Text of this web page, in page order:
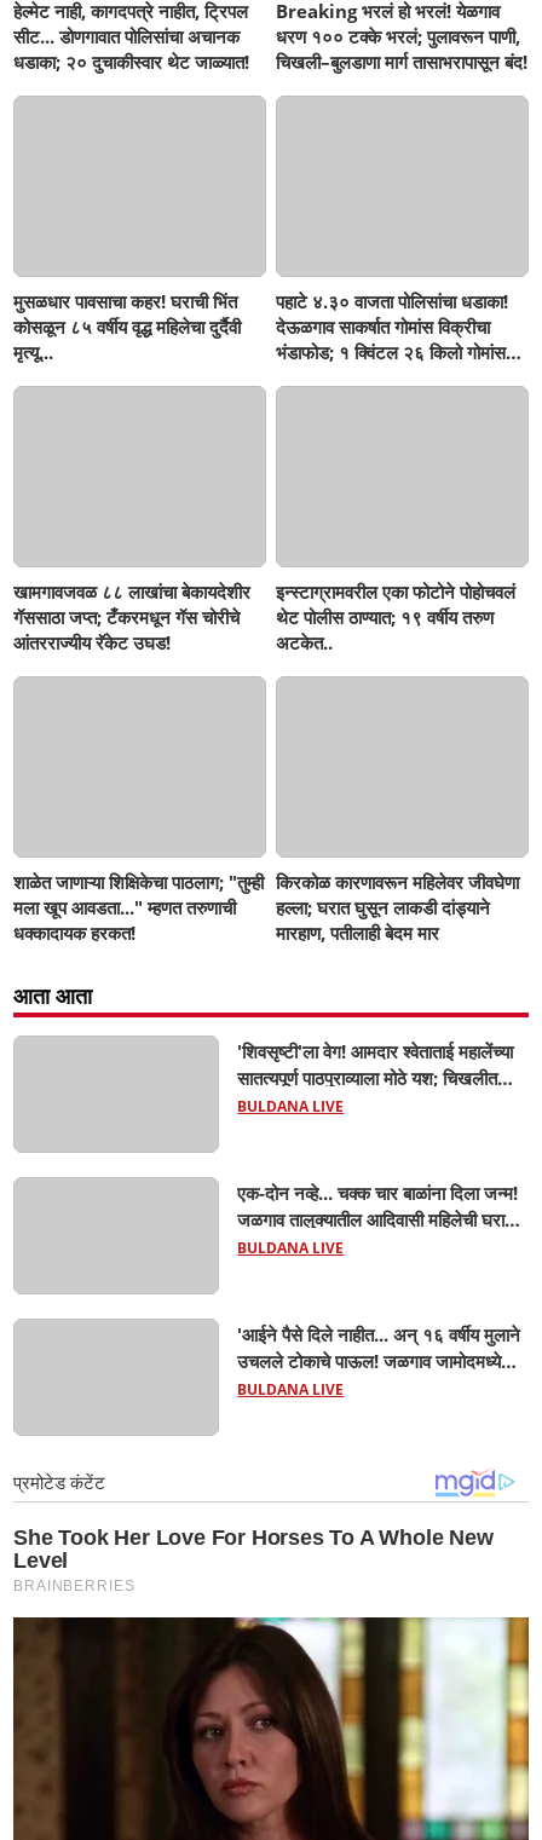
हेल्मेट नाही, कागदपत्रे नाहीत, ट्रिपल
सीट... डोणगावात पोलिसांचा अचानक
धडाका; २० दुचाकीस्वार थेट जाळ्यात!
Breaking भरलं हो भरलं! येळगाव
धरण १०० टक्के भरलं; पुलावरून पाणी,
चिखली–बुलडाणा मार्ग तासाभरापासून बंद!
मुसळधार पावसाचा कहर! घराची भिंत
कोसळून ८५ वर्षीय वृद्ध महिलेचा दुर्दैवी
मृत्यू...
पहाटे ४.३० वाजता पोलिसांचा धडाका!
देऊळगाव साकर्षात गोमांस विक्रीचा
भंडाफोड; १ क्विंटल २६ किलो गोमांस
खामगावजवळ ८८ लाखांचा बेकायदेशीर
गॅससाठा जप्त; टँकरमधून गॅस चोरीचे
आंतरराज्यीय रॅकेट उघड!
इन्स्टाग्रामवरील एका फोटोने पोहोचवलं
थेट पोलीस ठाण्यात; १९ वर्षीय तरुण
अटकेत..
शाळेत जाणाऱ्या शिक्षिकेचा पाठलाग; "तुम्ही
मला खूप आवडता..." म्हणत तरुणाची
धक्कादायक हरकत!
किरकोळ कारणावरून महिलेवर जीवघेणा
हल्ला; घरात घुसून लाकडी दांड्याने
मारहाण, पतीलाही बेदम मार
आता आता
'शिवसृष्टी'ला वेग! आमदार श्वेताताई महालेंच्या
सातत्यपूर्ण पाठपुराव्याला मोठे यश; चिखलीत
साकारणार ६५ कोटींचा भव्य 'छत्रपती शिवाजी
BULDANA LIVE
एक-दोन नव्हे... चक्क चार बाळांना दिला जन्म!
जळगाव तालुक्यातील आदिवासी महिलेची घरातच
प्रसूती; आता झाली ७ लेकरांची माय ! वैद्यकीय
BULDANA LIVE
'आईने पैसे दिले नाहीत... अन् १६ वर्षीय मुलाने
उचलले टोकाचे पाऊल! जळगाव जामोदमध्ये
खळबळ'! मुलांमधली सहनशीलता संपली काय?
BULDANA LIVE